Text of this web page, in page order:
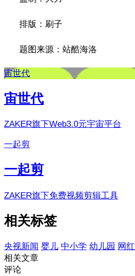
排版：刷子
题图来源：站酷海洛
宙世代
宙世代
ZAKER旗下Web3.0元宇宙平台
一起剪
一起剪
ZAKER旗下免费视频剪辑工具
相关标签
央视新闻 婴儿 中小学 幼儿园 网红
相关文章
评论